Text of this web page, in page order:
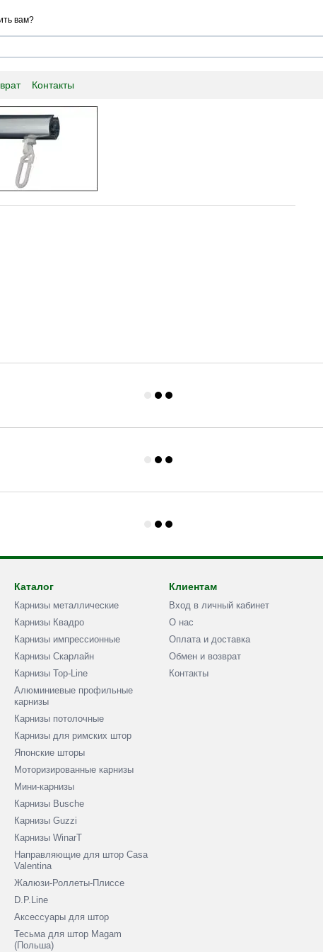
вам?
Контакты
Каталог
Карнизы металлические
Карнизы Квадро
Карнизы импрессионные
Карнизы Скарлайн
Карнизы Top-Line
Алюминиевые профильные
карнизы
Карнизы потолочные
Карнизы для римских штор
Японские шторы
Моторизированные карнизы
Мини-карнизы
Карнизы Busche
Карнизы Guzzi
Карнизы WinarT
Направляющие для штор Casa
Valentina
Жалюзи-Роллеты-Плиссе
D.P.Line
Аксессуары для штор
Тесьма для штор Magam
(Польша)
Клиентам
Вход в личный кабинет
О нас
Оплата и доставка
Обмен и возврат
Контакты